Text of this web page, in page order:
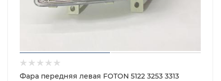
Фара передняя левая FOTON 5122 3253 3313